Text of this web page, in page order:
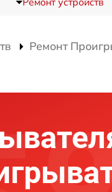
Ремонт